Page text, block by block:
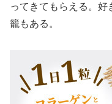
ってきてもらえる。
籠もある。